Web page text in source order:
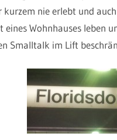
kurzem nie erlebt und
Wohnhauses leben
Smalltalk im Lift